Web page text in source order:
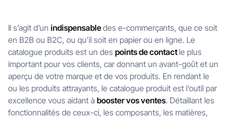
Il s’agit d’un indispensabledes e-commerçants, que ce soit
en B2B ou B2C, ou qu’il soit en papier ou en ligne. Le
catalogue produits est un des points de contactle plus
important pour vos clients, car donnant un avant-goût et un
aperçu de votre marque et de vos produits. En rendant le
ou les produits attrayants, le catalogue produit est l’outil par
excellence vous aidant à booster vos ventes. Détaillant les
fonctionnalités de ceux-ci, les composants, les matières,